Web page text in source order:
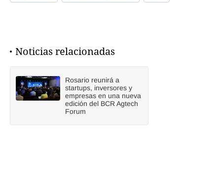
Noticias relacionadas
Rosario reunirá a
startups, inversores y
empresas en una nueva
edición del BCR Agtech
Forum